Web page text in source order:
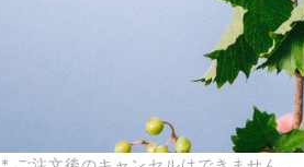
Q. 毎月自動でお花が届くサービスです
いいえ、毎月自動でお届けするサービスで